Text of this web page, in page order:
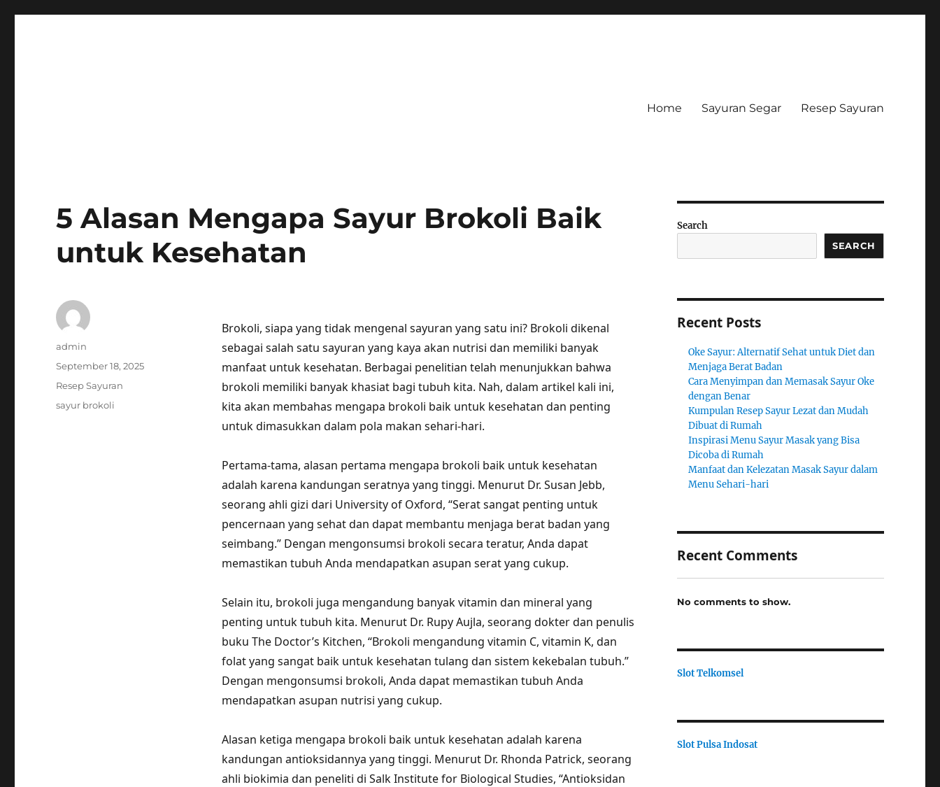
Home Sayuran Segar Resep Sayuran
5 Alasan Mengapa Sayur Brokoli Baik
untuk Kesehatan
Brokoli, siapa yang tidak mengenal sayuran yang satu ini? Brokoli dikenal
sebagai salah satu sayuran yang kaya akan nutrisi dan memiliki banyak
manfaat untuk kesehatan. Berbagai penelitian telah menunjukkan bahwa
brokoli memiliki banyak khasiat bagi tubuh kita. Nah, dalam artikel kali ini,
kita akan membahas mengapa brokoli baik untuk kesehatan dan penting
untuk dimasukkan dalam pola makan sehari-hari.
Pertama-tama, alasan pertama mengapa brokoli baik untuk kesehatan
adalah karena kandungan seratnya yang tinggi. Menurut Dr. Susan Jebb,
seorang ahli gizi dari University of Oxford, “Serat sangat penting untuk
pencernaan yang sehat dan dapat membantu menjaga berat badan yang
seimbang.” Dengan mengonsumsi brokoli secara teratur, Anda dapat
memastikan tubuh Anda mendapatkan asupan serat yang cukup.
Selain itu, brokoli juga mengandung banyak vitamin dan mineral yang
penting untuk tubuh kita. Menurut Dr. Rupy Aujla, seorang dokter dan penulis
buku The Doctor’s Kitchen, “Brokoli mengandung vitamin C, vitamin K, dan
folat yang sangat baik untuk kesehatan tulang dan sistem kekebalan tubuh.”
Dengan mengonsumsi brokoli, Anda dapat memastikan tubuh Anda
mendapatkan asupan nutrisi yang cukup.
Alasan ketiga mengapa brokoli baik untuk kesehatan adalah karena
kandungan antioksidannya yang tinggi. Menurut Dr. Rhonda Patrick, seorang
ahli biokimia dan peneliti di Salk Institute for Biological Studies, “Antioksidan
Author
admin
Posted
September 18, 2025
Categories
Resep Sayuran
Tags
sayur brokoli
Search
SEARCH
Recent Posts
Oke Sayur: Alternatif Sehat untuk Diet dan
Menjaga Berat Badan
Cara Menyimpan dan Memasak Sayur Oke
dengan Benar
Kumpulan Resep Sayur Lezat dan Mudah
Dibuat di Rumah
Inspirasi Menu Sayur Masak yang Bisa
Dicoba di Rumah
Manfaat dan Kelezatan Masak Sayur dalam
Menu Sehari-hari
Recent Comments
No comments to show.
Slot Telkomsel
Slot Pulsa Indosat